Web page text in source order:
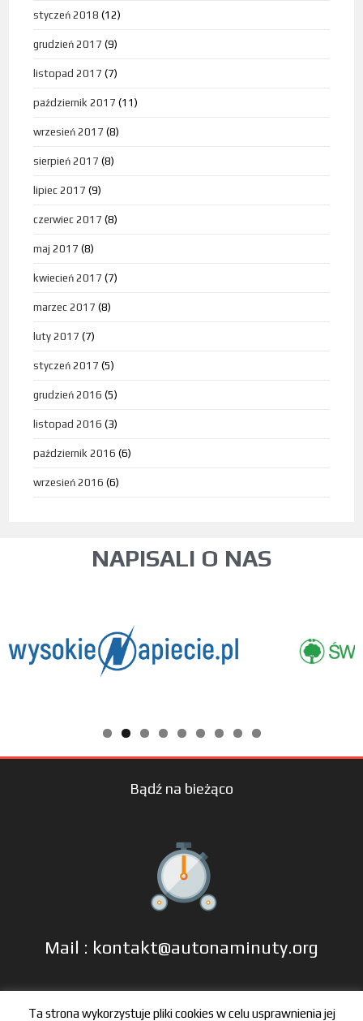
styczeń 2018 (12)
grudzień 2017 (9)
listopad 2017 (7)
październik 2017 (11)
wrzesień 2017 (8)
sierpień 2017 (8)
lipiec 2017 (9)
czerwiec 2017 (8)
maj 2017 (8)
kwiecień 2017 (7)
marzec 2017 (8)
luty 2017 (7)
styczeń 2017 (5)
grudzień 2016 (5)
listopad 2016 (3)
październik 2016 (6)
wrzesień 2016 (6)
NAPISALI O NAS
Bądź na bieżąco
Mail : kontakt@autonaminuty.org
tel: +48 606 666 993
Ta strona wykorzystuje pliki cookies w celu usprawnienia jej